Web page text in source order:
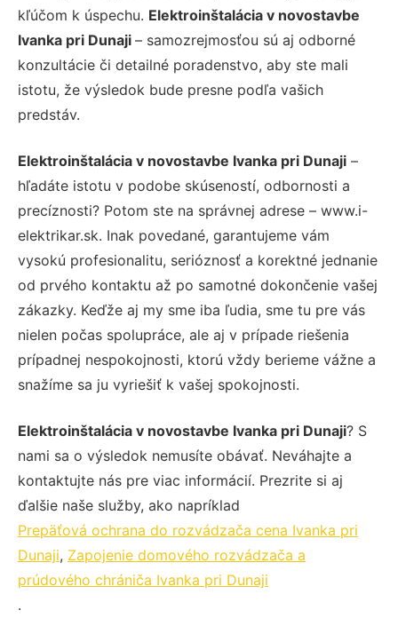
kľúčom k úspechu. Elektroinštalácia v novostavbe
Ivanka pri Dunaji – samozrejmosťou sú aj odborné
konzultácie či detailné poradenstvo, aby ste mali
istotu, že výsledok bude presne podľa vašich
predstáv.
Elektroinštalácia v novostavbe Ivanka pri Dunaji –
hľadáte istotu v podobe skúseností, odbornosti a
precíznosti? Potom ste na správnej adrese – www.i-
elektrikar.sk. Inak povedané, garantujeme vám
vysokú profesionalitu, serióznosť a korektné jednanie
od prvého kontaktu až po samotné dokončenie vašej
zákazky. Keďže aj my sme iba ľudia, sme tu pre vás
nielen počas spolupráce, ale aj v prípade riešenia
prípadnej nespokojnosti, ktorú vždy berieme vážne a
snažíme sa ju vyriešiť k vašej spokojnosti.
Elektroinštalácia v novostavbe Ivanka pri Dunaji? S
nami sa o výsledok nemusíte obávať. Neváhajte a
kontaktujte nás pre viac informácií. Prezrite si aj
ďalšie naše služby, ako napríklad
Prepäťová ochrana do rozvádzača cena Ivanka pri
Dunaji, Zapojenie domového rozvádzača a
prúdového chrániča Ivanka pri Dunaji
.